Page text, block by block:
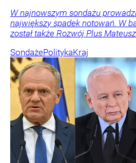
W najnowszym sondażu
największy spadek notowań. W
został także Rozwój Plus
SondażePolitykaKraj